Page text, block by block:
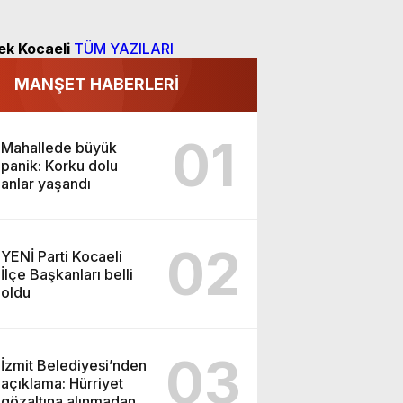
Kocaeli TÜM YAZILARI
MANŞET HABERLERİ
Mahallede büyük
panik: Korku dolu
anlar yaşandı
01
YENİ Parti Kocaeli
İlçe Başkanları belli
oldu
02
İzmit Belediyesi’nden
açıklama: Hürriyet
03